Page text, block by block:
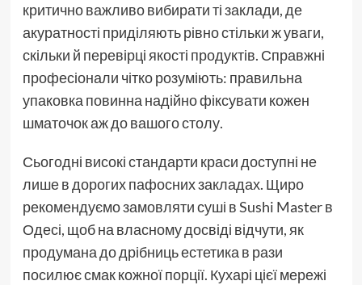
критично важливо вибирати ті заклади, де
акуратності приділяють рівно стільки ж уваги,
скільки й перевірці якості продуктів. Справжні
професіонали чітко розуміють: правильна
упаковка повинна надійно фіксувати кожен
шматочок аж до вашого столу.
Сьогодні високі стандарти краси доступні не
лише в дорогих пафосних закладах. Щиро
рекомендуємо замовляти суші в Sushi Master в
Одесі, щоб на власному досвіді відчути, як
продумана до дрібниць естетика в рази
посилює смак кожної порції. Кухарі цієї мережі